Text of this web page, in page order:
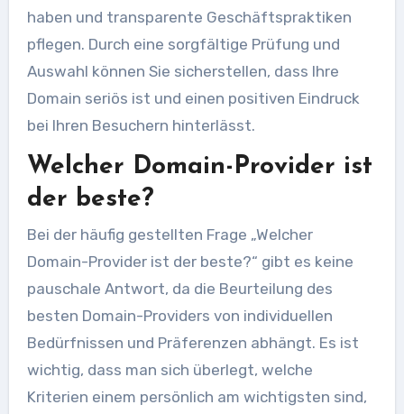
haben und transparente Geschäftspraktiken
pflegen. Durch eine sorgfältige Prüfung und
Auswahl können Sie sicherstellen, dass Ihre
Domain seriös ist und einen positiven Eindruck
bei Ihren Besuchern hinterlässt.
Welcher Domain-Provider ist
der beste?
Bei der häufig gestellten Frage „Welcher
Domain-Provider ist der beste?“ gibt es keine
pauschale Antwort, da die Beurteilung des
besten Domain-Providers von individuellen
Bedürfnissen und Präferenzen abhängt. Es ist
wichtig, dass man sich überlegt, welche
Kriterien einem persönlich am wichtigsten sind,